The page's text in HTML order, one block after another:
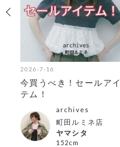
2026-7-16
今買うべき！セールアイ
テム！
archives
町田ルミネ店
ヤマシタ
152cm